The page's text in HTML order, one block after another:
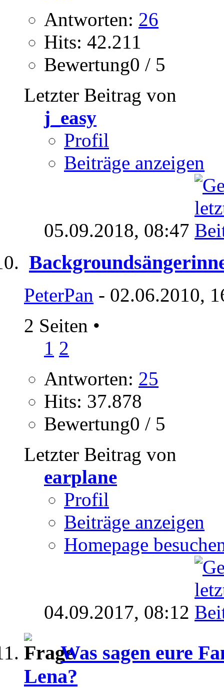
Antworten: 26
Hits: 42.211
Bewertung0 / 5
Letzter Beitrag von
j_easy
Profil
Beiträge anzeigen
05.09.2018, 08:47
PeterPan - 02.06.2010,
2 Seiten •
1 2
Antworten: 25
Hits: 37.878
Bewertung0 / 5
Letzter Beitrag von
earplane
Profil
Beiträge anzeigen
Homepage
04.09.2017, 08:12
Was sagen eure
Lena?